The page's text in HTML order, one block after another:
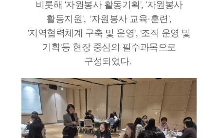
비롯해 '자원봉사 활동기획', '자원봉사
활동지원', '자원봉사 교육·훈련',
'지역협력체계 구축 및 운영', '조직 운영 및
기획'등 현장 중심의 필수과목으로
구성되었다.